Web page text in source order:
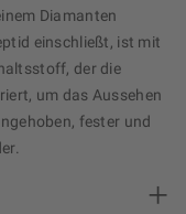
Diamanten
einschließt, ist mit
der die
um das Aussehen
fester und